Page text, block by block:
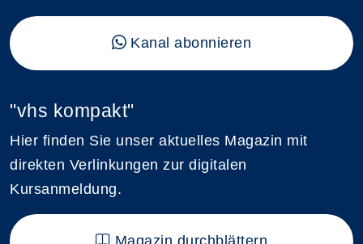
Kanal abonnieren
"vhs kompakt"
Hier finden Sie unser aktuelles Magazin mit
direkten Verlinkungen zur digitalen
Kursanmeldung.
Magazin durchblättern